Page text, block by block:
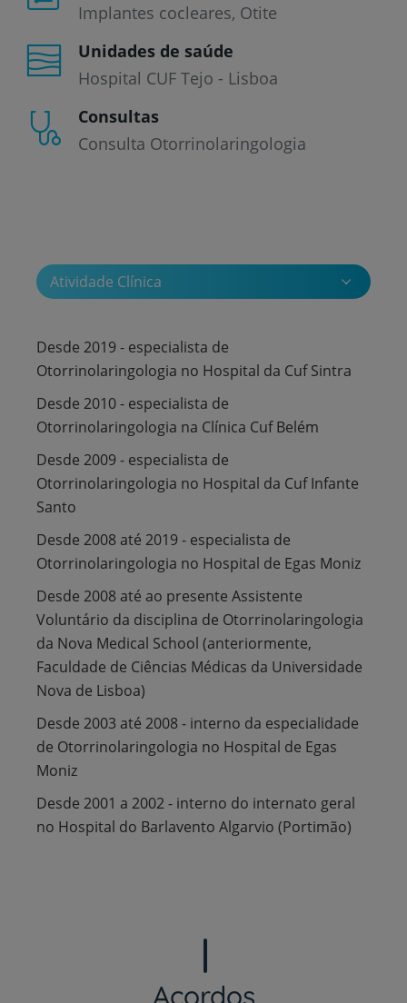
Implantes cocleares Otite
Unidades de saúde
Hospital CUF Tejo - Lisboa
Consultas
Consulta Otorrinolaringologia
Atividade Clínica
Desde 2019 - especialista de
Otorrinolaringologia no Hospital da Cuf Sintra
Desde 2010 - especialista de
Otorrinolaringologia na Clínica Cuf Belém
Desde 2009 - especialista de
Otorrinolaringologia no Hospital da Cuf Infante
Santo
Desde 2008 até 2019 - especialista de
Otorrinolaringologia no Hospital de Egas Moniz
Desde 2008 até ao presente Assistente
Voluntário da disciplina de Otorrinolaringologia
da Nova Medical School (anteriormente,
Faculdade de Ciências Médicas da Universidade
Nova de Lisboa)
Desde 2003 até 2008 - interno da especialidade
de Otorrinolaringologia no Hospital de Egas
Moniz
Desde 2001 a 2002 - interno do internato geral
no Hospital do Barlavento Algarvio (Portimão)
Acordos